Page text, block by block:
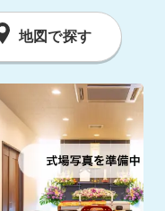
地図で探す